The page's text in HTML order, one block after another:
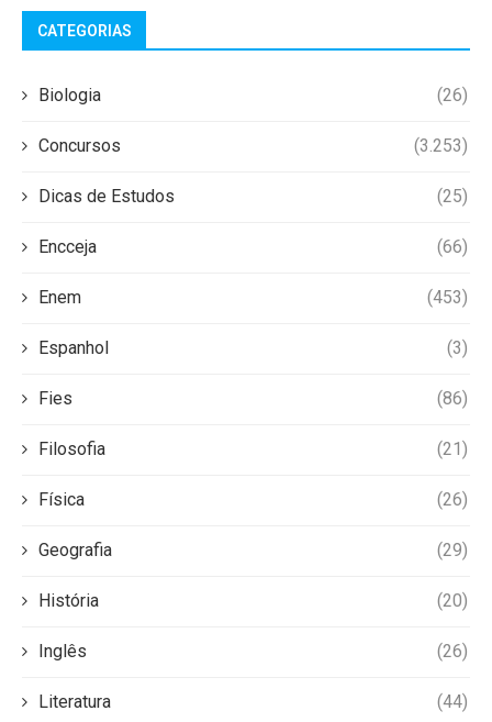
CATEGORIAS
Biologia (26)
Concursos (3.253)
Dicas de Estudos (25)
Encceja (66)
Enem (453)
Espanhol (3)
Fies (86)
Filosofia (21)
Física (26)
Geografia (29)
História (20)
Inglês (26)
Literatura (44)